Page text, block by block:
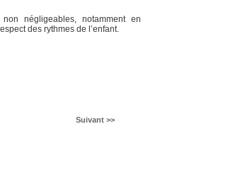
négligeables, notamment en
des rythmes de l’enfant.
Suivant >>